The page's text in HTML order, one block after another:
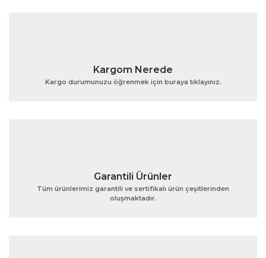
Kargom Nerede
Kargo durumunuzu öğrenmek için buraya tıklayınız.
Garantili Ürünler
Tüm ürünlerimiz garantili ve sertifikalı ürün çeşitlerinden
oluşmaktadır.